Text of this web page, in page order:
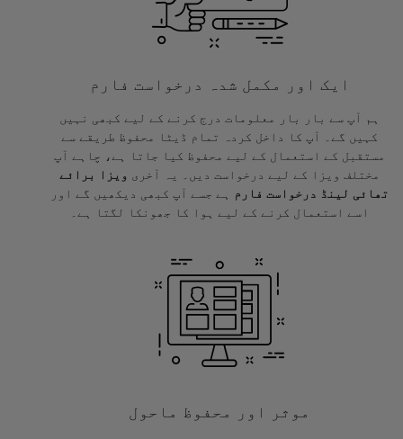
ایک اور مکمل شدہ درخواست فارم
ہم آپ سے بار بار معلومات درج کرنے کے لیے کبھی نہیں
کہیں گے۔ آپ کا داخل کردہ تمام ڈیٹا محفوظ طریقے سے
مستقبل کے استعمال کے لیے محفوظ کیا جاتا ہے، چاہے آپ
مختلف ویزا کے لیے درخواست دیں۔ یہ آخری ویزا برائے
تھائی لینڈ درخواست فارم
ہے جسے آپ کبھی دیکھیں گے اور
اسے استعمال کرنے کے لیے ہوا کا جھونکا لگتا ہے۔
موثر اور محفوظ ماحول